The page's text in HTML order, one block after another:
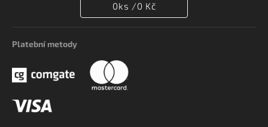
0ks /0 Kč
Platební metody